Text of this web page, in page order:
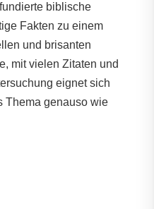
biblische
Fakten zu einem
und brisanten
mit vielen Zitaten und
eignet sich
Thema genauso wie